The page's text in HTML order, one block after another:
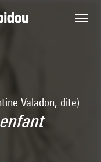
Valadon, dite)